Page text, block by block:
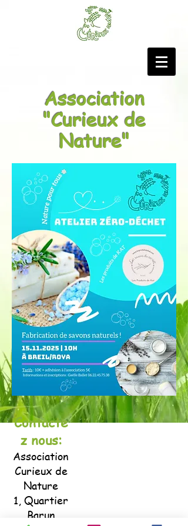
Association
"Curieux de
Nature"
Contacte
z nous:
Association
Curieux de
Nature
1, Quartier
Barun